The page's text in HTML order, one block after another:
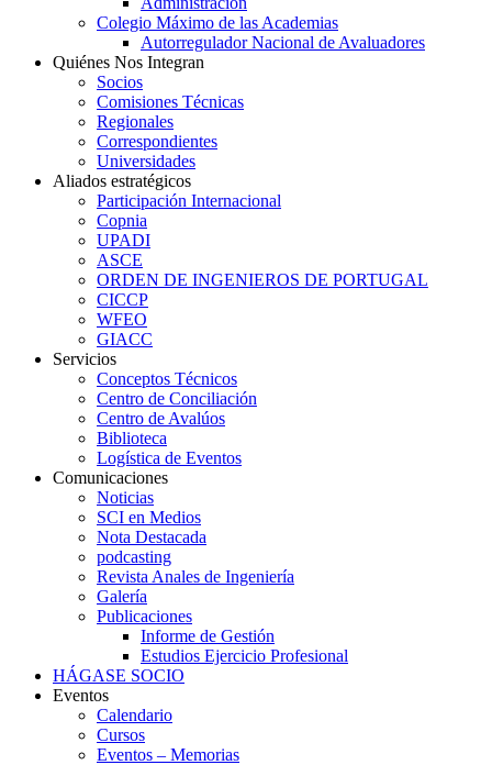
Colegio Máximo de las Academias
Autorregulador Nacional de Avaluadores
Quiénes Nos Integran
Socios
Comisiones Técnicas
Regionales
Correspondientes
Universidades
Aliados estratégicos
Participación Internacional
Copnia
UPADI
ASCE
ORDEN DE INGENIEROS DE PORTUGAL
CICCP
WFEO
GIACC
Servicios
Conceptos Técnicos
Centro de Conciliación
Centro de Avalúos
Biblioteca
Logística de Eventos
Comunicaciones
Noticias
SCI en Medios
Nota Destacada
podcasting
Revista Anales de Ingeniería
Galería
Publicaciones
Informe de Gestión
Estudios Ejercicio Profesional
HÁGASE SOCIO
Eventos
Calendario
Cursos
Eventos – Memorias